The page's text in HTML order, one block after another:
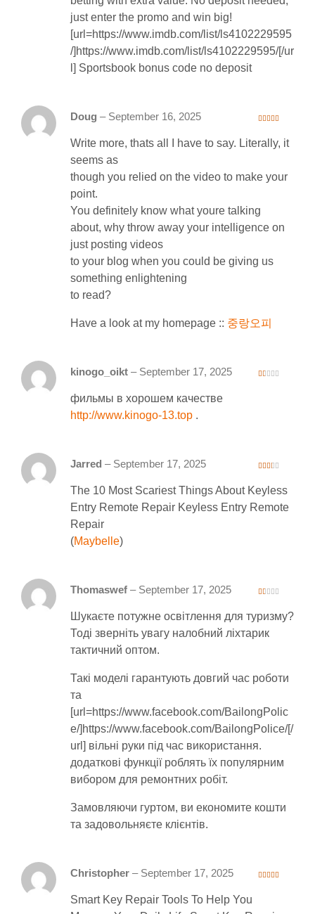
just enter the promo and win big!
[url=https://www.imdb.com/list/ls4102229595
/]https://www.imdb.com/list/ls4102229595/[/ur
l] Sportsbook bonus code no deposit
Doug – September 16, 2025
Write more, thats all I have to say. Literally, it
seems as
though you relied on the video to make your
point.
You definitely know what youre talking
about, why throw away your intelligence on
just posting videos
to your blog when you could be giving us
something enlightening
to read?
Have a look at my homepage :: 중랑오피
kinogo_oikt – September 17, 2025
фильмы в хорошем качестве
http://www.kinogo-13.top .
of 5
Jarred – September 17, 2025
The 10 Most Scariest Things About Keyless
Entry Remote Repair Keyless Entry Remote
Repair
(Maybelle)
t
of
5
Thomaswef – September 17, 2025
Шукаєте потужне освітлення для туризму?
Тоді зверніть увагу налобний ліхтарик
тактичний оптом.
Такі моделі гарантують довгий час роботи
та
[url=https://www.facebook.com/BailongPolic
e/]https://www.facebook.com/BailongPolice/[/
url] вільні руки під час використання.
додаткові функції роблять їх популярним
вибором для ремонтних робіт.
Замовляючи гуртом, ви економите кошти
та задовольняєте клієнтів.
Christopher – September 17, 2025
Smart Key Repair Tools To Help You